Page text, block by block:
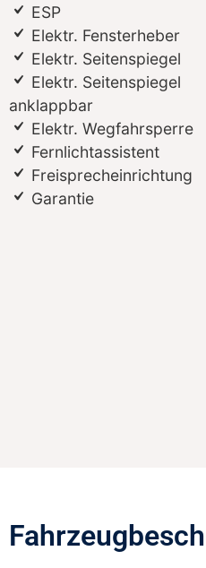
ESP
Elektr. Fensterheber
Elektr. Seitenspiegel
Elektr. Seitenspiegel
anklappbar
Elektr. Wegfahrsperre
Fernlichtassistent
Freisprecheinrichtung
Garantie